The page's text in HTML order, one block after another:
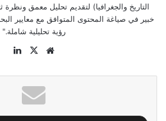
التاريخ والجغرافيا) لتقديم تحليل معمق ونظرة
خبير في صياغة المحتوى المتوافق مع معايير
رؤية تحليلية شاملة."
موقع
‫X